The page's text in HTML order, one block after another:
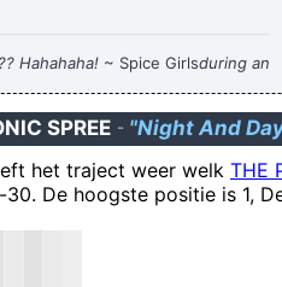
Hahahaha! ~ Spice Girlsduring an
Dutch interviewer was constantly
their TURD (third) album...
Leert ne keer zelf printeh!
niet vlot gaat verlopen
SPREE - "Night And
het traject weer welk THE
De hoogste positie is 1,